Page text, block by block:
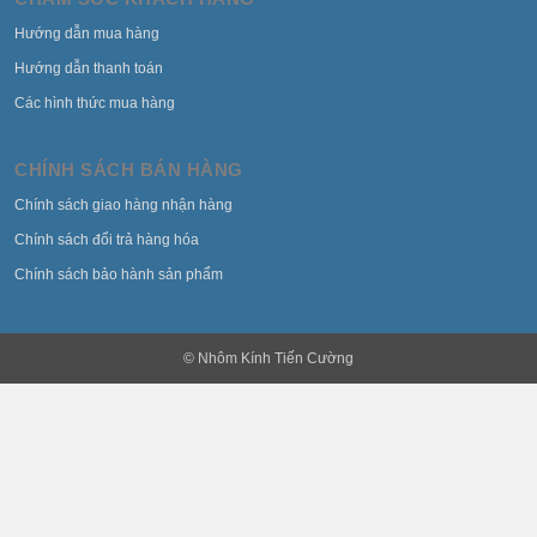
Hướng dẫn mua hàng
Hướng dẫn thanh toán
Các hình thức mua hàng
CHÍNH SÁCH BÁN HÀNG
Chính sách giao hàng nhận hàng
Chính sách đổi trả hàng hóa
Chính sách bảo hành sản phẩm
© Nhôm Kính Tiến Cường